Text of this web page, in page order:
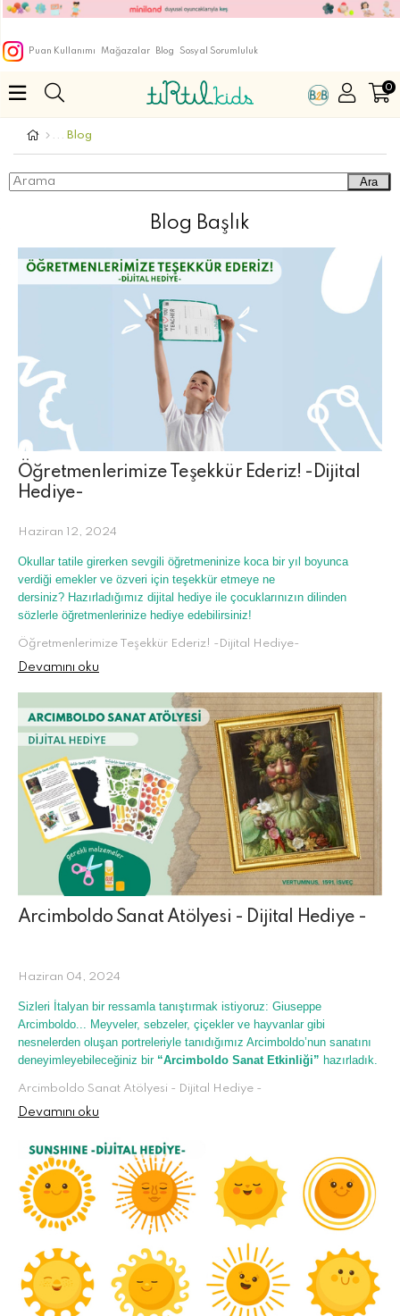
Puan Kullanımı Mağazalar Blog Sosyal Sorumluluk
0
Blog
Ara
Blog Başlık
Öğretmenlerimize Teşekkür Ederiz! -Dijital
Hediye-
Haziran 12, 2024
Okullar tatile girerken sevgili öğretmeninize koca bir yıl boyunca
verdiği emekler ve özveri için teşekkür etmeye ne
dersiniz? Hazırladığımız dijital hediye ile çocuklarınızın dilinden
sözlerle öğretmenlerinize hediye edebilirsiniz!
Öğretmenlerimize Teşekkür Ederiz! -Dijital Hediye-
Devamını oku
Arcimboldo Sanat Atölyesi - Dijital Hediye -
Haziran 04, 2024
Sizleri İtalyan bir ressamla tanıştırmak istiyoruz: Giuseppe
Arcimboldo... Meyveler, sebzeler, çiçekler ve hayvanlar gibi
nesnelerden oluşan portreleriyle tanıdığımız Arcimboldo’nun sanatını
deneyimleyebileceğiniz bir “Arcimboldo Sanat Etkinliği” hazırladık.
Arcimboldo Sanat Atölyesi - Dijital Hediye -
Devamını oku